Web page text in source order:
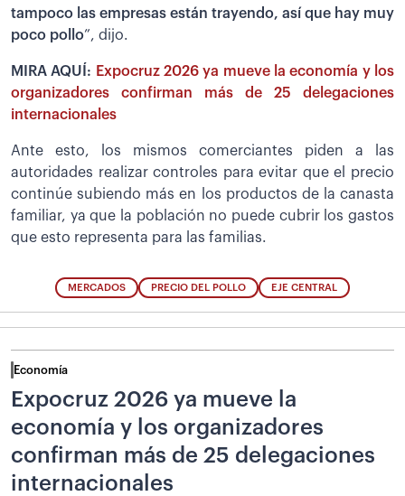
tampoco las empresas están trayendo, así que hay muy
poco pollo”, dijo.
MIRA AQUÍ: Expocruz 2026 ya mueve la economía y los
organizadores confirman más de 25 delegaciones
internacionales
Ante esto, los mismos comerciantes piden a las
autoridades realizar controles para evitar que el precio
continúe subiendo más en los productos de la canasta
familiar, ya que la población no puede cubrir los gastos
que esto representa para las familias.
MERCADOS PRECIO DEL POLLO EJE CENTRAL
Economía
Expocruz 2026 ya mueve la
economía y los organizadores
confirman más de 25 delegaciones
internacionales